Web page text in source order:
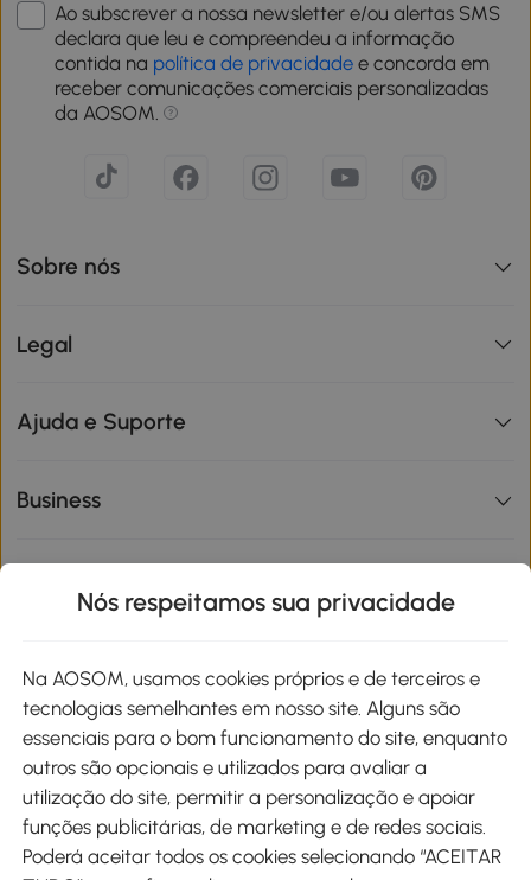
Ao subscrever a nossa newsletter e/ou alertas SMS
declara que leu e compreendeu a informação
contida na política de privacidade e concorda em
receber comunicações comerciais personalizadas
da AOSOM.
Sobre nós
Legal
Ajuda e Suporte
Business
Métodos de pagamento
Nós respeitamos sua privacidade
Na AOSOM, usamos cookies próprios e de terceiros e
tecnologias semelhantes em nosso site. Alguns são
essenciais para o bom funcionamento do site, enquanto
outros são opcionais e utilizados para avaliar a
utilização do site, permitir a personalização e apoiar
funções publicitárias, de marketing e de redes sociais.
Poderá aceitar todos os cookies selecionando “ACEITAR